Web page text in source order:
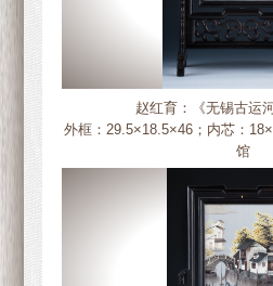
赵红育：《无锡古运
外框：29.5×18.5×46；内芯：
馆